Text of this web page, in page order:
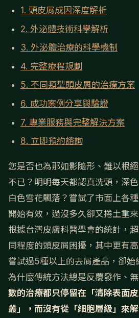
1. 頭皮屑成因深度解析
2. 外泌體技術科學解析
3. 外泌體治療的科學機制
4. 完整療程規劃
5. 不同類型頭皮屑的治療方案
6. 成功案例分享與驗證
7. 專業服務與完整解決方案
8. 立即預約諮詢
您是否也為那如影隨形、難以根
不已？明明每天都認真洗頭，深
白色雪花飄落？嘗試了市面上各
開始有效，過沒多久卻又捲土重
根據台灣皮膚科醫學會的統計，
同程度的頭皮屑困擾，其中更有
嘗試過5種以上的去屑產品，卻始
為什麼傳統方法總是反覆發作、
數的治療都只停留在「清除表面
叢」，而沒有從「細胞層級」來